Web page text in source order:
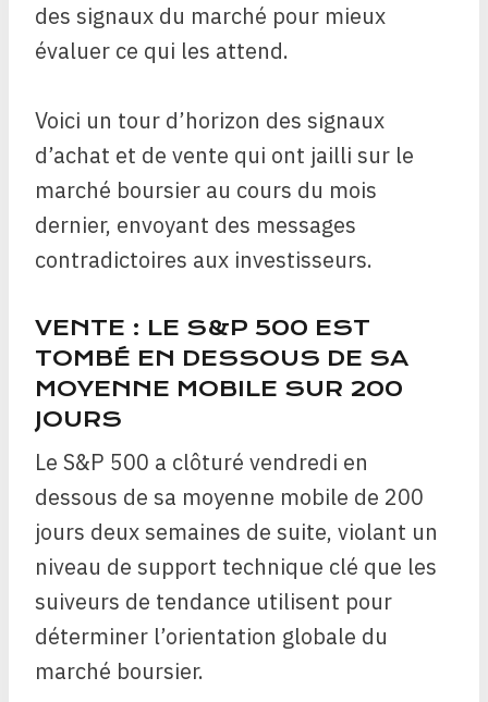
des signaux du marché pour mieux
évaluer ce qui les attend.
Voici un tour d’horizon des signaux
d’achat et de vente qui ont jailli sur le
marché boursier au cours du mois
dernier, envoyant des messages
contradictoires aux investisseurs.
VENTE : LE S&P 500 EST
TOMBÉ EN DESSOUS DE SA
MOYENNE MOBILE SUR 200
JOURS
Le S&P 500 a clôturé vendredi en
dessous de sa moyenne mobile de 200
jours deux semaines de suite, violant un
niveau de support technique clé que les
suiveurs de tendance utilisent pour
déterminer l’orientation globale du
marché boursier.